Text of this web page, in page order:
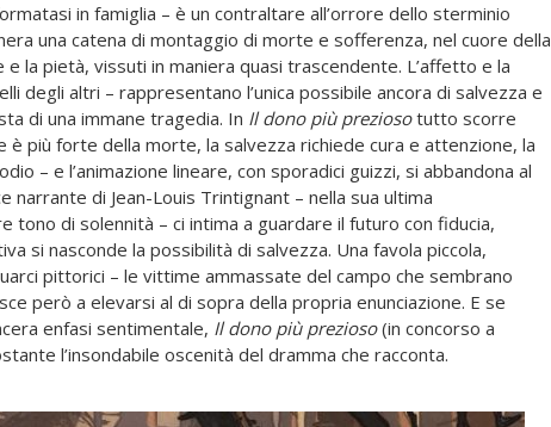
in famiglia – è un contraltare all’orrore dello sterminio
una catena di montaggio di morte e sofferenza, nel cuore della
la pietà, vissuti in maniera quasi trascendente. L’affetto e la
degli altri – rappresentano l’unica possibile ancora di salvezza e
di una immane tragedia. In Il dono più preziosotutto scorre
è più forte della morte, la salvezza richiede cura e attenzione, la
– e l’animazione lineare, con sporadici guizzi, si abbandona al
narrante di Jean-Louis Trintignant – nella sua ultima
di solennità – ci intima a guardare il futuro con fiducia,
si nasconde la possibilità di salvezza. Una favola piccola,
pittorici – le vittime ammassate del campo che sembrano
però a elevarsi al di sopra della propria enunciazione. E se
enfasi sentimentale, Il dono più prezioso(in concorso a
l’insondabile oscenità del dramma che racconta.